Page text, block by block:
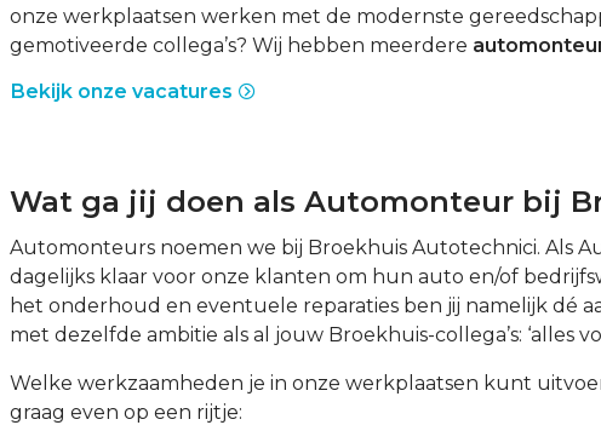
onze werkplaatsen werken met de modernste
gemotiveerde collega’s? Wij hebben meerdere
Bekijk onze vacatures
Wat ga jij doen als Automonteur bij
Automonteurs noemen we bij Broekhuis Autotechnici. Als
dagelijks klaar voor onze klanten om hun auto en/of
het onderhoud en eventuele reparaties ben jij namelijk dé
met dezelfde ambitie als al jouw Broekhuis-collega’s: ‘alles
Welke werkzaamheden je in onze werkplaatsen kunt
graag even op een rijtje: